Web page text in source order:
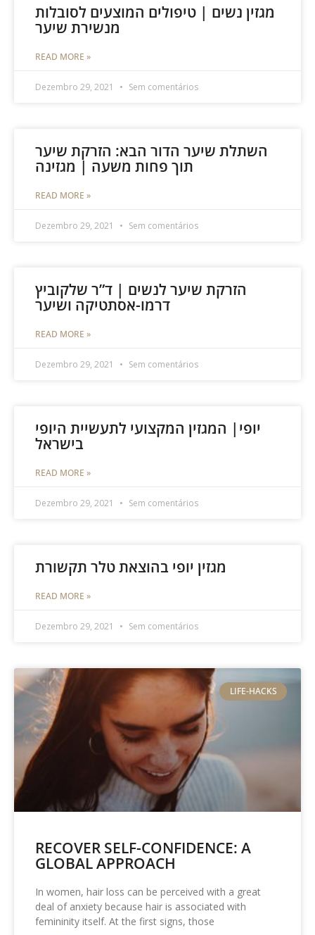
מגזין נשים | טיפולים המוצעים לסובלות
מנשירת שיער
READ MORE »
Dezembro 29, 2021 Sem comentários
השתלת שיער הדור הבא: הזרקת שיער
תוך פחות משעה | מגזינה
READ MORE »
Dezembro 29, 2021 Sem comentários
הזרקת שיער לנשים | ד”ר שלקוביץ
דרמו-אסתטיקה ושיער
READ MORE »
Dezembro 29, 2021 Sem comentários
יופי| המגזין המקצועי לתעשיית היופי
בישראל
READ MORE »
Dezembro 29, 2021 Sem comentários
מגזין יופי בהוצאת טלר תקשורת
READ MORE »
Dezembro 29, 2021 Sem comentários
LIFE-HACKS
RECOVER SELF-CONFIDENCE: A
GLOBAL APPROACH
In women, hair loss can be perceived with a great
deal of anxiety because hair is associated with
femininity itself. At the first signs, those